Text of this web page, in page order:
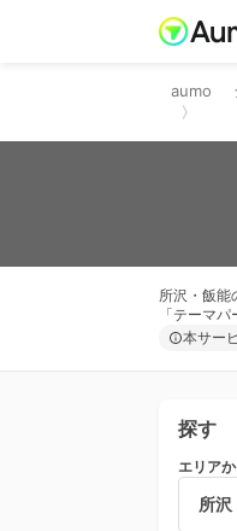
aumo
所沢・飯能
「テーマ
本サー
探す
エリア
所沢